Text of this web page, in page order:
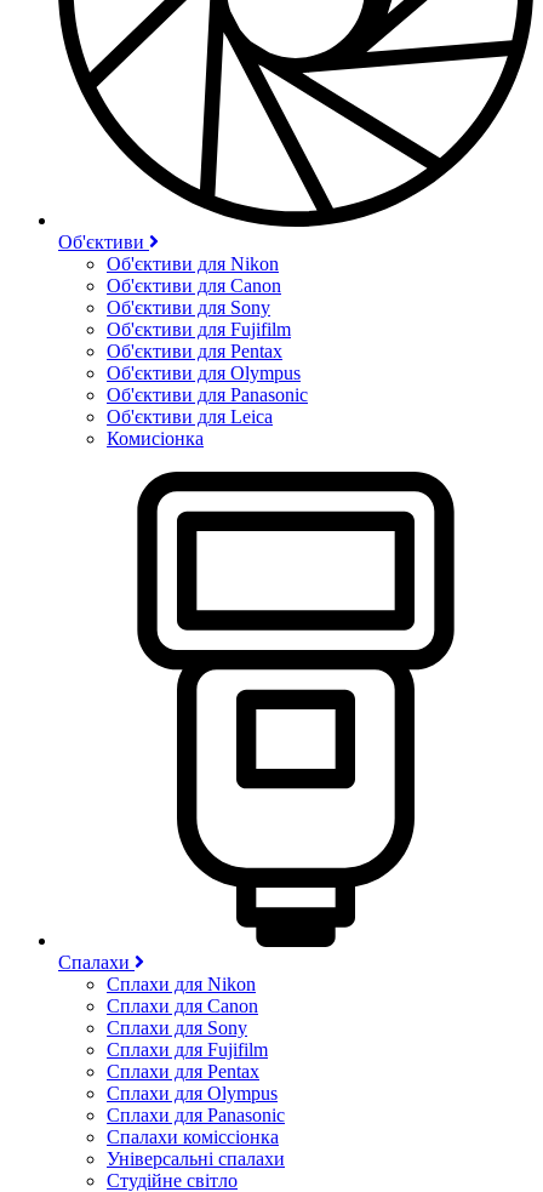
Об'єктиви
Об'єктиви для Nikon
Об'єктиви для Canon
Об'єктиви для Sony
Об'єктиви для Fujifilm
Об'єктиви для Pentax
Об'єктиви для Olympus
Об'єктиви для Panasonic
Об'єктиви для Leica
Комисіонка
Спалахи
Сплахи для Nikon
Сплахи для Canon
Сплахи для Sony
Сплахи для Fujifilm
Сплахи для Pentax
Сплахи для Olympus
Сплахи для Panasonic
Спалахи коміссіонка
Універсальні спалахи
Студійне світло